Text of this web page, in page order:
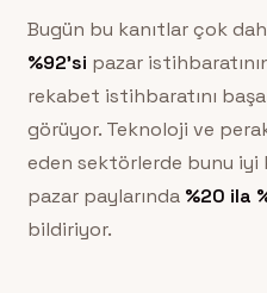
Bugün bu kanıtlar çok
%92’si pazar
rekabet istihbaratını
görüyor. Teknoloji ve
eden sektörlerde bunu iyi
pazar paylarında %20 ila
bildiriyor.